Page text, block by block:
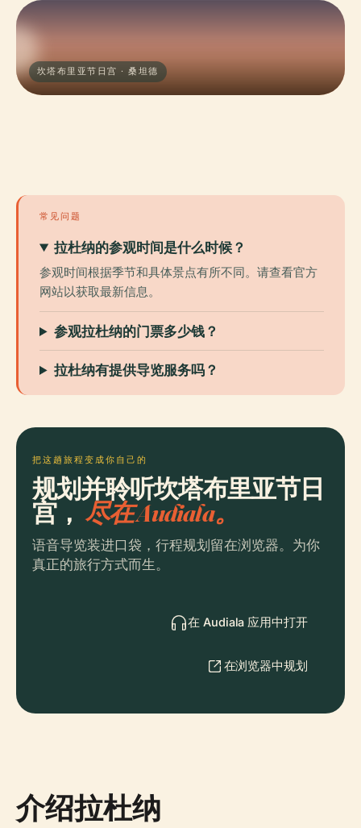
坎塔布里亚节日宫 · 桑坦德
常见问题
拉杜纳的参观时间是什么时候？
参观时间根据季节和具体景点有所不同。请查看官方
网站以获取最新信息。
参观拉杜纳的门票多少钱？
拉杜纳有提供导览服务吗？
把这趟旅程变成你自己的
规划并聆听坎塔布里亚节日
宫， 尽在 Audiala。
语音导览装进口袋，行程规划留在浏览器。为你
真正的旅行方式而生。
在 Audiala 应用中打开
在浏览器中规划
介绍拉杜纳